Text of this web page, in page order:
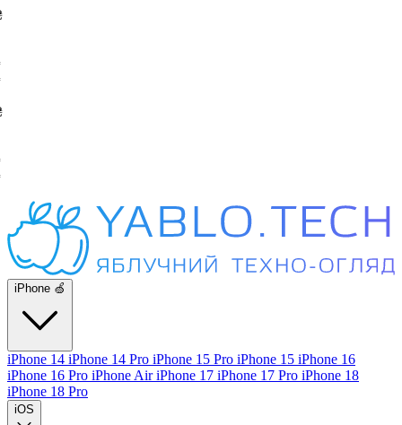
iPhone 🍏
iPhone 14 iPhone 14 Pro iPhone 15 Pro iPhone 15 iPhone 16
iPhone 16 Pro iPhone AiriPhone 17 iPhone 17 Pro iPhone 18
iPhone 18 Pro
iOS